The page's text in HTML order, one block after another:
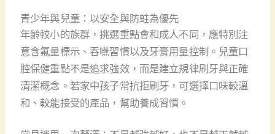
青少年與兒童：以安全與防蛀為優先
年齡較小的族群，挑選重點會和成人不同，應特別注
意含氟量標示、吞嚥習慣以及牙膏用量控制。兒童口
腔保健重點不是追求強效，而是建立規律刷牙與正確
清潔概念。若家中孩子常抗拒刷牙，可選擇口味較溫
和、較能接受的產品，幫助養成習慣。